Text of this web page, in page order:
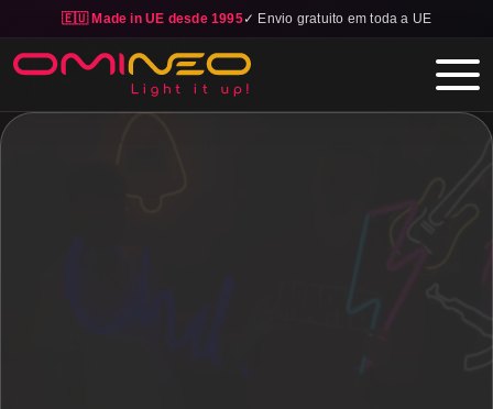
🇪🇺 Made in UE desde 1995✓ Envio gratuito em toda a UE
Skip to main content